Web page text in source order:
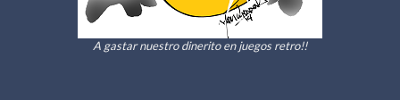
A gastar nuestro dinerito en juegos retro!!